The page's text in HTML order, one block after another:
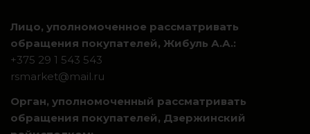
Лицо, уполномоченное рассматривать
обращения покупателей, Жибуль А.А.:
+375 29 1 543 543
rsmarket@mail.ru
Орган, уполномоченный рассматривать
обращения покупателей, Дзержинский